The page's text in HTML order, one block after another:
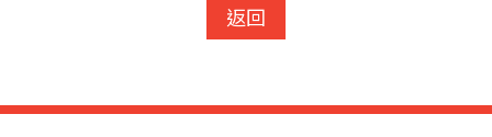
返回